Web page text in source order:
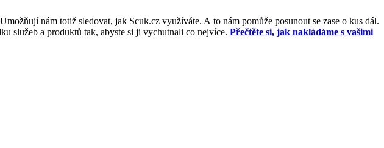
nám totiž sledovat, jak Scuk.cz využíváte. A to nám pomůže posunout se zase o kus dál.
služeb a produktů tak, abyste si ji vychutnali co nejvíce. Přečtěte si, jak nakládáme s vašimi